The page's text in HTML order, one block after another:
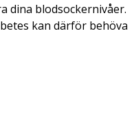
dina blodsockernivåer.
kan därför behöva